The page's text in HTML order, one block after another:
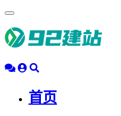
动
导
首页